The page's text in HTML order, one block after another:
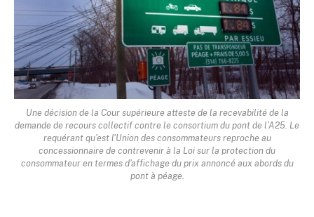
Une décision de la Cour supérieure atteste de la recevabilité de la
demande de recours collectif contre le consortium du pont de l’A25. Le
requérant qu'est l'Union des consommateurs reproche au
concessionnaire de contrevenir à la Loi sur la protection du
consommateur en termes d'affichage du prix annoncé aux abords du
pont à péage.